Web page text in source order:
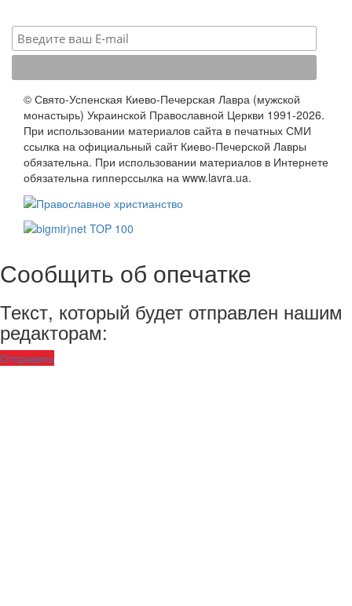
© Свято-Успенская Киево-Печерская Лавра (мужской
монастырь) Украинской Православной Церкви 1991-2026.
При использовании материалов сайта в печатных СМИ
ссылка на официальный сайт Киево-Печерской Лавры
обязательна. При использовании материалов в Интернете
обязательна гипперссылка на www.lavra.ua.
Сообщить об опечатке
Текст, который будет отправлен нашим
редакторам:
Отправить